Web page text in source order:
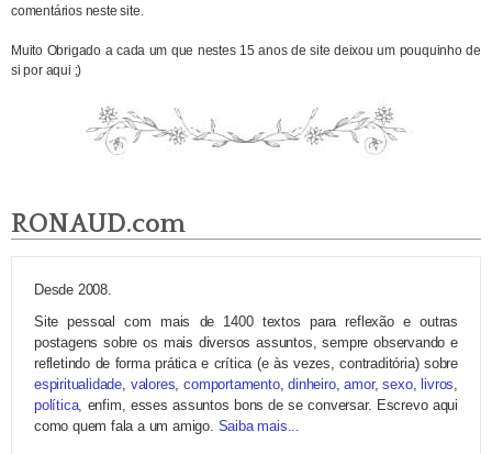
comentários neste site.
Muito Obrigado a cada um que nestes 15 anos de site deixou um pouquinho de
si por aqui ;)
RONAUD.com
Desde 2008.
Site pessoal com mais de 1400 textos para reflexão e outras
postagens sobre os mais diversos assuntos, sempre observando e
refletindo de forma prática e crítica (e às vezes, contraditória) sobre
espiritualidade, valores,comportamento,dinheiro,amor,sexo, livros,
política, enfim, esses assuntos bons de se conversar. Escrevo aqui
como quem fala a um amigo. Saiba mais...